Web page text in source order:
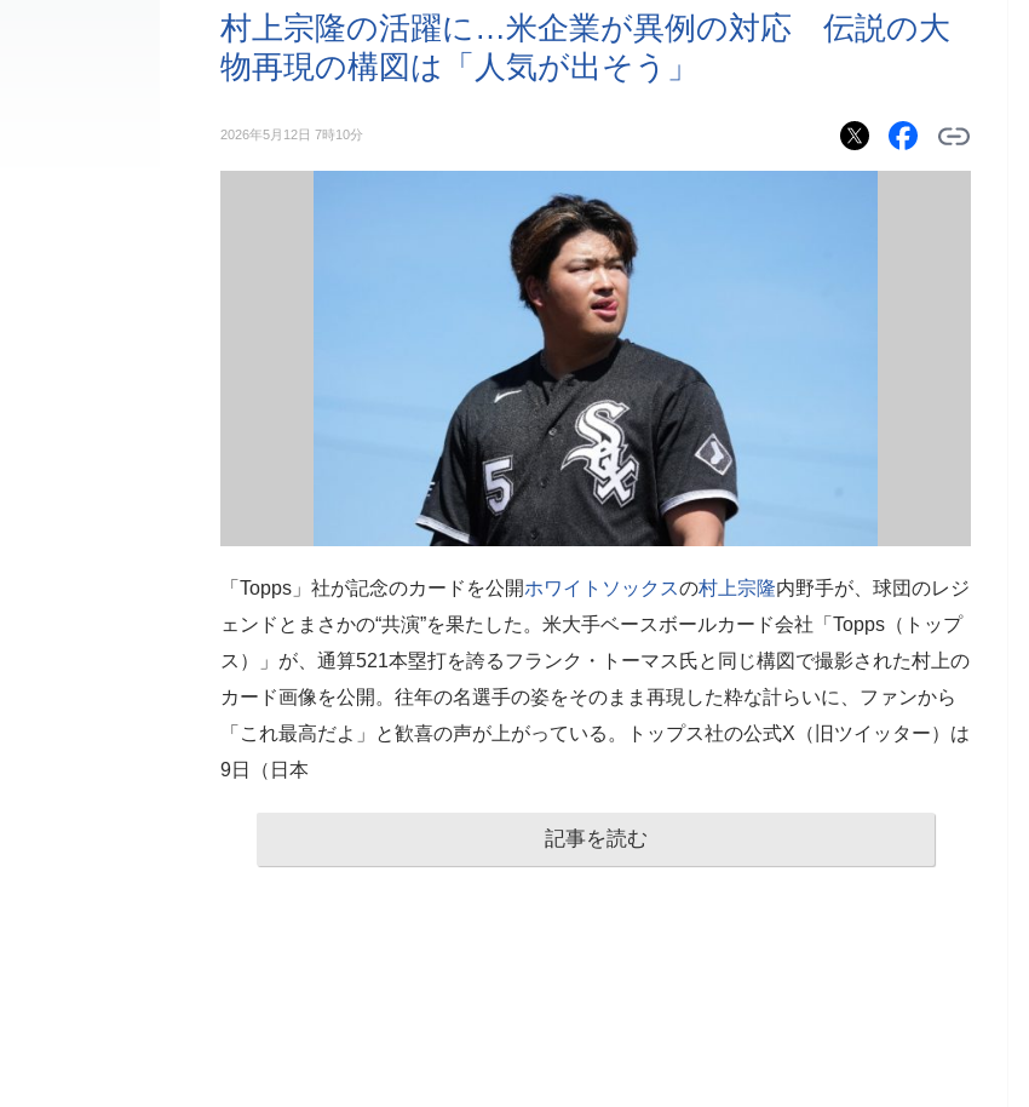
村上宗隆の活躍に…米企業が異例の対応 伝説の大
物再現の構図は「人気が出そう」
2026年5月12日 7時10分
「Topps」社が記念のカードを公開ホワイトソックスの村上宗隆内野手が、球団のレジ
ェンドとまさかの“共演”を果たした。米大手ベースボールカード会社「Topps（トップ
ス）」が、通算521本塁打を誇るフランク・トーマス氏と同じ構図で撮影された村上の
カード画像を公開。往年の名選手の姿をそのまま再現した粋な計らいに、ファンから
「これ最高だよ」と歓喜の声が上がっている。トップス社の公式X（旧ツイッター）は
9日（日本
記事を読む